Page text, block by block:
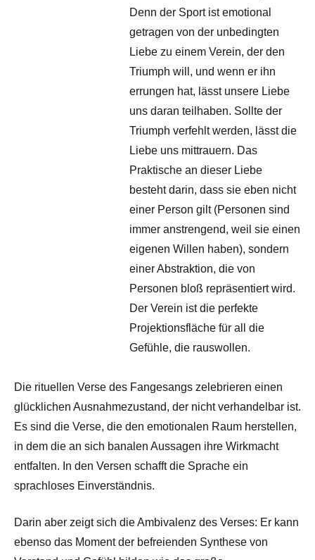
Denn der Sport ist emotional
getragen von der unbedingten
Liebe zu einem Verein, der den
Triumph will, und wenn er ihn
errungen hat, lässt unsere Liebe
uns daran teilhaben. Sollte der
Triumph verfehlt werden, lässt die
Liebe uns mittrauern. Das
Praktische an dieser Liebe
besteht darin, dass sie eben nicht
einer Person gilt (Personen sind
immer anstrengend, weil sie einen
eigenen Willen haben), sondern
einer Abstraktion, die von
Personen bloß repräsentiert wird.
Der Verein ist die perfekte
Projektionsfläche für all die
Gefühle, die rauswollen.
Die rituellen Verse des Fangesangs zelebrieren einen
glücklichen Ausnahmezustand, der nicht verhandelbar ist.
Es sind die Verse, die den emotionalen Raum herstellen,
in dem die an sich banalen Aussagen ihre Wirkmacht
entfalten. In den Versen schafft die Sprache ein
sprachloses Einverständnis.
Darin aber zeigt sich die Ambivalenz des Verses: Er kann
ebenso das Moment der befreienden Synthese von